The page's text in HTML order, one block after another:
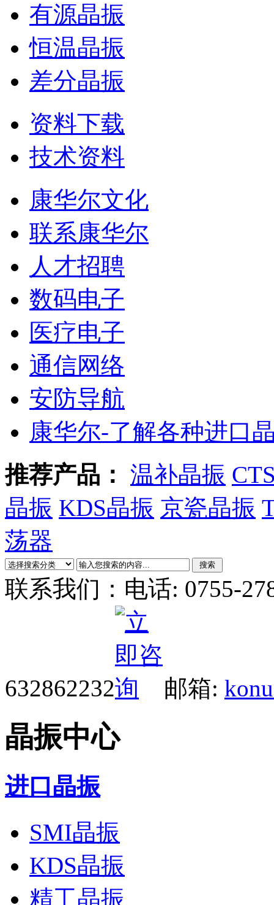
有源晶振
恒温晶振
差分晶振
资料下载
技术资料
康华尔文化
联系康华尔
人才招聘
数码电子
医疗电子
通信网络
安防导航
康华尔-了解各种进口
推荐产品： 温补晶振
晶振 KDS晶振 京瓷晶振
荡器
联系我们： 电话: 0755-
632862232 邮箱:
晶振中心
进口晶振
SMI晶振
KDS晶振
精工晶振